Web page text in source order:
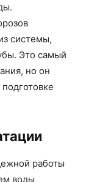
системы,
Это самый
но он
работы
воды